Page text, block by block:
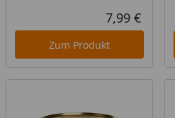
7,99 €
Zum Produkt